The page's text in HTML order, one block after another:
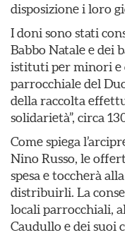
disposizione i loro
I doni sono stati
Babbo Natale e dei
istituti per minori e
parrocchiale del
della raccolta
solidarietà”, circa
Come spiega
Nino Russo, le
spesa e toccherà
distribuirli. La
locali parrocchiali,
Caudullo e dei suoi